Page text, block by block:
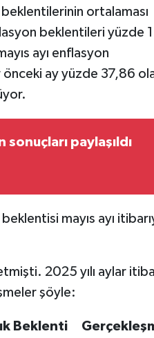
ortalaması
beklentileri yüzde
ayı enflasyon
ay yüzde 37,86
sonuçları paylaşıldı
mayıs ayı
2025 yılı aylar
şöyle:
Beklenti